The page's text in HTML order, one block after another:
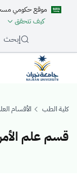
موقع حكومي
كيف تتحقق
إبحث
كلية الطب الأقسام
قسم علم